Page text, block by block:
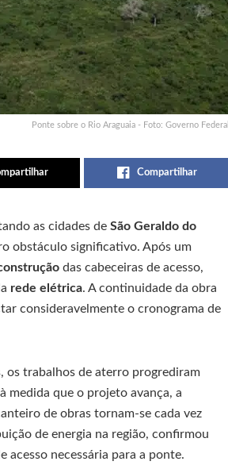
Ponte sobre o Rio Araguaia - Foto: Governo Federal
Compartilhar
as cidades de São Geraldo do
obstáculo significativo. Após um
das cabeceiras de acesso,
rede elétrica. A continuidade da obra
consideravelmente o cronograma de
os trabalhos de aterro progrediram
medida que o projeto avança, a
de obras tornam-se cada vez
de energia na região, confirmou
acesso necessária para a ponte.